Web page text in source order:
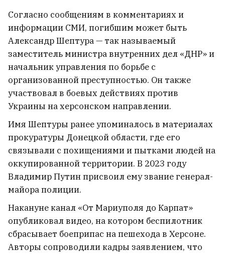
Согласно сообщениям в комментариях и
информации СМИ, погибшим может быть
Александр Шептура — так называемый
заместитель министра внутренних дел «ДНР» и
начальник управления по борьбе с
организованной преступностью. Он также
участвовал в боевых действиях против
Украины на херсонском направлении.
Имя Шептуры ранее упоминалось в материалах
прокуратуры Донецкой области, где его
связывали с похищениями и пытками людей на
оккупированной территории. В 2023 году
Владимир Путин присвоил ему звание генерал-
майора полиции.
Накануне канал «От Мариуполя до Карпат»
опубликовал видео, на котором беспилотник
сбрасывает боеприпас на пешехода в Херсоне.
Авторы сопроводили кадры заявлением, что
Сын депортированного солдата
армии Андерса из-под
Новогрудка отсудил $180 тысяч за
страдания отца в советском
лагере